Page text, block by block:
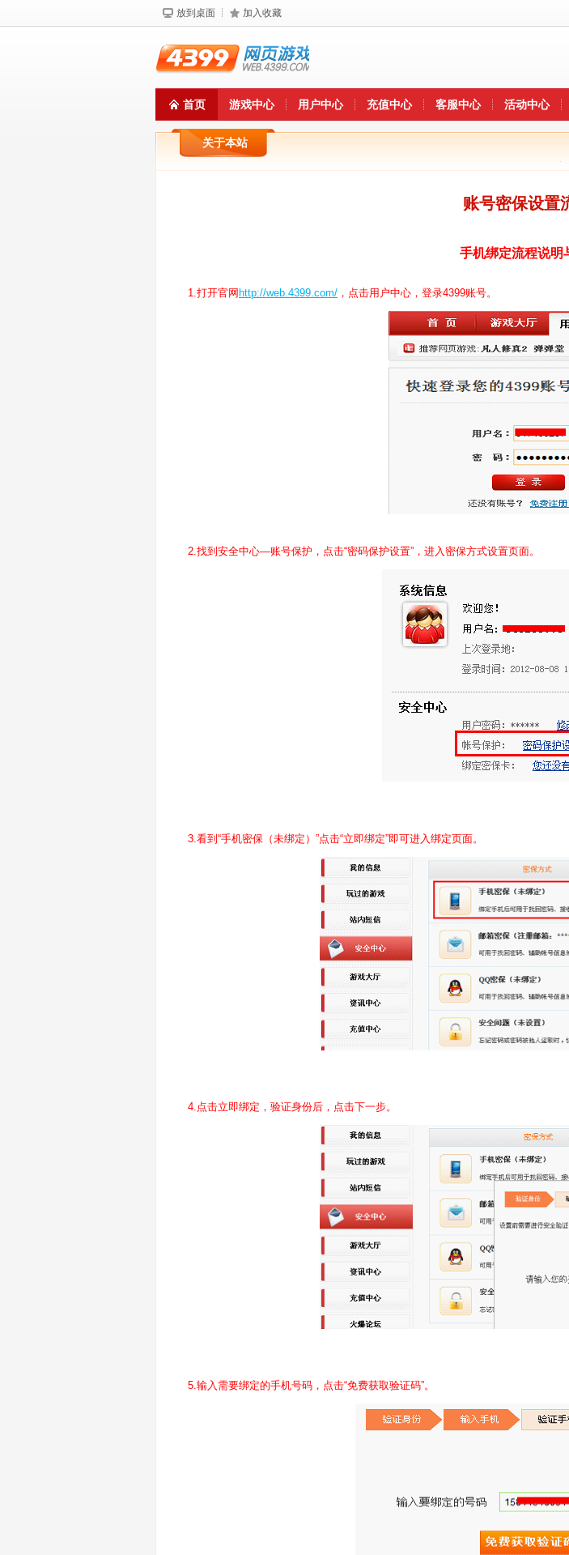
放到桌面 加入收藏
首页 游戏中心 用户中心 充值中心 客服中心 活动中心
关于本站
账号密保设置
手机绑定流程说明
1.打开官网 http://web.4399.com/ ，点击用户中心，登录4399账号。
2.找到安全中心—账号保护，点击“密码保护设置”，进入密保方式设置页面。
3.看到“手机密保（未绑定）”点击“立即绑定”即可进入绑定页面。
4.点击立即绑定，验证身份后，点击下一步。
5.输入需要绑定的手机号码，点击“免费获取验证码”。